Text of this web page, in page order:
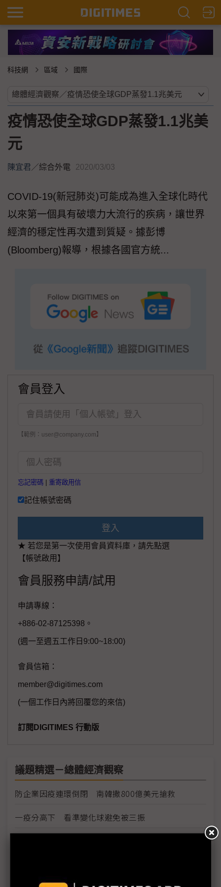
科技網 區域 國際
疫情恐使全球GDP蒸發1.1兆美
元
陳宜君／綜合外電 2020/03/03
COVID-19(新冠肺炎)可能成為進入全球化時代
以來第一個具有破壞力大流行的疾病，讓世界
經濟的穩定性再次遭到質疑。據彭博
(Bloomberg)報導，根據各國官方統...
會員登入
【範例：user@company.com】
忘記密碼 重寄啟用信
記住帳號密碼
登入
★ 若您是第一次使用會員資料庫，請先點選
【帳號啟用】
會員服務申請/試用
申請專線：
+886-02-87125398。
(週一至週五工作日9:00~18:00)
會員信箱：
member@digitimes.com
(一個工作日內將回覆您的來信)
訂閱DIGITIMES 行動版
議題精選－總體經濟觀察
防企業因疫連環倒閉 南韓撒800億美元搶救
一疫分高下 看準變化球避免被三振